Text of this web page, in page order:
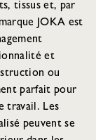
tissus et, par
JOKA est
et
ou
parfait pour
travail. Les
peuvent se